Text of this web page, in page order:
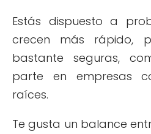
Estás dispuesto a
crecen más rápido,
bastante seguras,
parte en empresas
raíces.
Te gusta un balance